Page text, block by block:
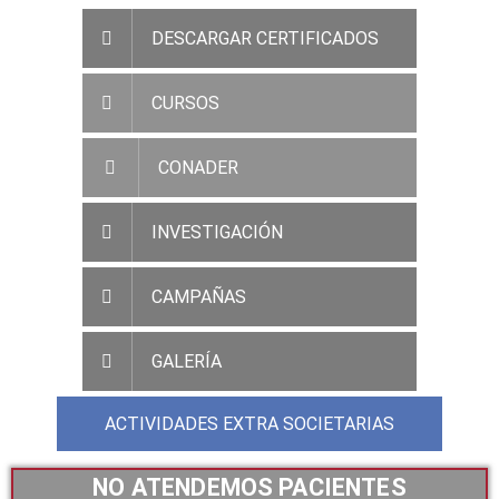
DESCARGAR CERTIFICADOS
CURSOS
CONADER
INVESTIGACIÓN
CAMPAÑAS
GALERÍA
ACTIVIDADES EXTRA SOCIETARIAS
NO ATENDEMOS PACIENTES